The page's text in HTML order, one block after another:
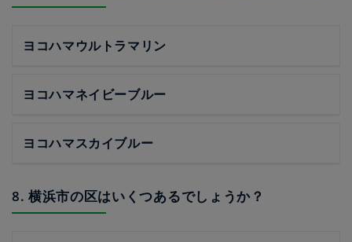
ヨコハマウルトラマリン
ヨコハマネイビーブルー
ヨコハマスカイブルー
8. 横浜市の区はいくつあるでしょうか？